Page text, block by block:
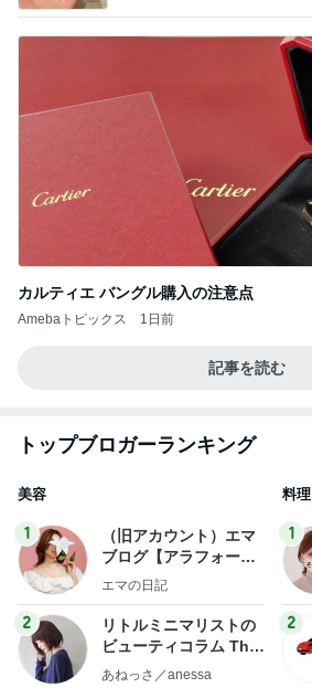
カルティエ バングル購入の注意点
Amebaトピックス 1日前
記事を読む
トップブロガーランキング
美容
1
（旧アカウント）エマ
ブログ【アラフォー会
社売却セカンドライ
エマの日記
2
リトルミニマリストの
ビューティコラム The
little minimalist's bea
あねっさ／anessa
料理
1
2